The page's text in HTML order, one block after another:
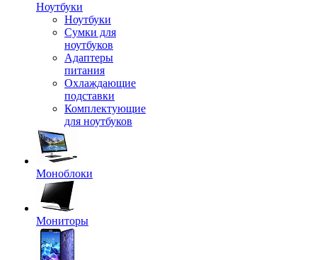
Ноутбуки
Ноутбуки
Сумки для
ноутбуков
Адаптеры
питания
Охлаждающие
подставки
Комплектующие
для ноутбуков
Моноблоки
Мониторы